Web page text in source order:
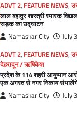
ADVT 2, FEATURE NEWS,
लाल बहादुर शास्त्री स्मारक
सड़क का उद्घाटन
Namaskar City
July
ADVT 2, FEATURE NEWS,
देहरादून / ऋषिकेश
प्रदेश के 114 शहरी आयुष्मान
एक अगस्त से नगर निकाय संभालेंगे
Namaskar City July